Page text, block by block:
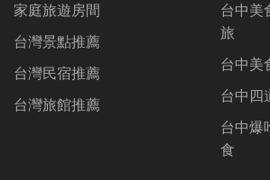
家庭旅遊房間
台灣景點推薦
台灣民宿推薦
台灣旅館推薦
台中美
旅
台中美
台中四
台中爆
食